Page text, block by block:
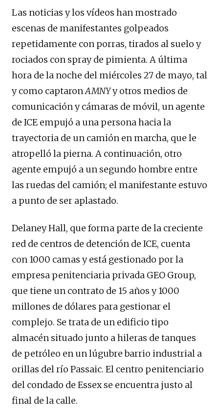
Las noticias y los vídeos han mostrado
escenas de manifestantes golpeados
repetidamente con porras, tirados al suelo y
rociados con spray de pimienta. A última
hora de la noche del miércoles 27 de mayo, tal
y como captaronAMNYy otros medios de
comunicación y cámaras de móvil, un agente
de ICE empujó a una persona hacia la
trayectoria de un camión en marcha, que le
atropelló la pierna. A continuación, otro
agente empujó a un segundo hombre entre
las ruedas del camión; el manifestante estuvo
a punto de ser aplastado.
Delaney Hall, que forma parte de la creciente
red de centros de detención de ICE, cuenta
con 1000 camas y está gestionado por la
empresa penitenciaria privada GEO Group,
que tiene un contrato de 15 años y 1000
millones de dólares para gestionar el
complejo. Se trata de un edificio tipo
almacén situado junto a hileras de tanques
de petróleo en un lúgubre barrio industrial a
orillas del río Passaic. El centro penitenciario
del condado de Essex se encuentra justo al
final de la calle.